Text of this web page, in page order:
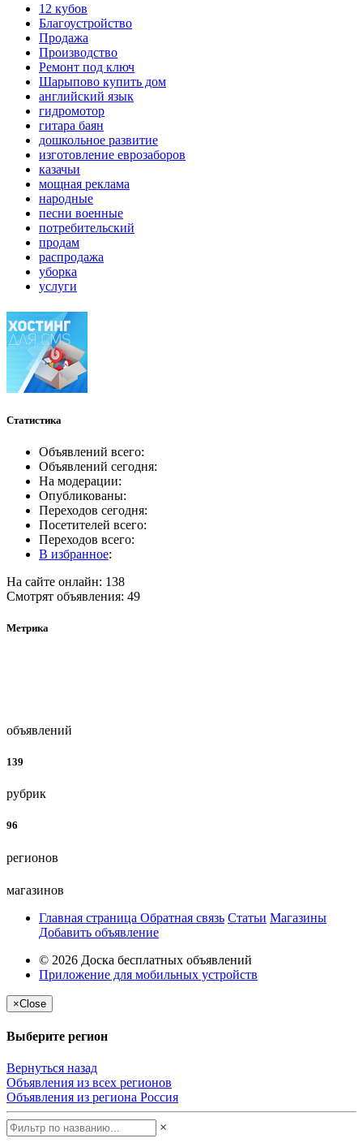
12 кубов
Благоустройство
Продажа
Производство
Ремонт под ключ
Шарыпово купить дом
английский язык
гидромотор
гитара баян
дошкольное развитие
изготовление еврозаборов
казачьи
мощная реклама
народные
песни военные
потребительский
продам
распродажа
уборка
услуги
Статистика
Объявлений всего:
Объявлений сегодня:
На модерации:
Опубликованы:
Переходов сегодня:
Посетителей всего:
Переходов всего:
В избранное:
На сайте онлайн: 138
Смотрят объявления: 49
Метрика
объявлений
139
рубрик
96
регионов
магазинов
Главная страница Обратная связь Статьи Магазины
Добавить объявление
© 2026 Доска бесплатных объявлений
Приложение для мобильных устройств
×Close
Выберите регион
Вернуться назад
Объявления из всех регионов
Объявления из региона Россия
×